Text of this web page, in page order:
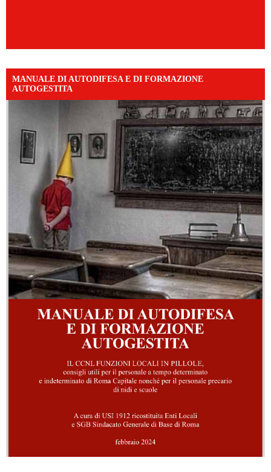
MANUALE DI AUTODIFESA E DI FORMAZIONE
AUTOGESTITA